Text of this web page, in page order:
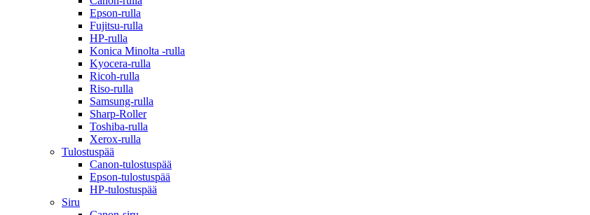
Epson-rulla
Fujitsu-rulla
HP-rulla
Konica Minolta -rulla
Kyocera-rulla
Ricoh-rulla
Riso-rulla
Samsung-rulla
Sharp-Roller
Toshiba-rulla
Xerox-rulla
Tulostuspää
Canon-tulostuspää
Epson-tulostuspää
HP-tulostuspää
Siru